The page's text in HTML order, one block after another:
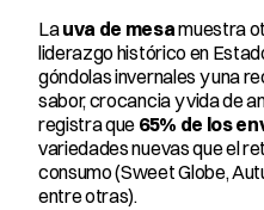
La uva de mesa muestra
liderazgo histórico en
góndolas invernales y una
sabor, crocancia y vida de
registra que 65% de los
variedades nuevas que el
consumo (Sweet Globe,
entre otras).